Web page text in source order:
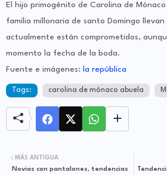
El hijo primogénito de Carolina de
familia millonaria de santo Domingo llevan
actualmente están comprometidos,
momento la fecha de la boda.
Fuente e imágenes: la república
Tags: carolina de mónaco abuela
MÁS ANTIGUA
Novias con pantalones, tendencias